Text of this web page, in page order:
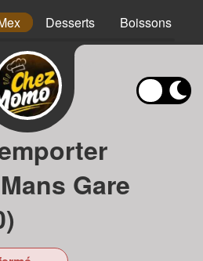
Desserts Boissons
Gare